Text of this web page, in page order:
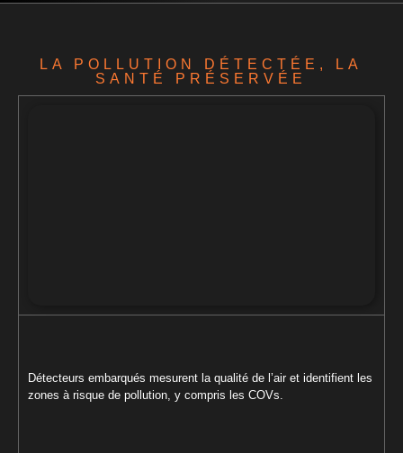
LA POLLUTION DÉTECTÉE, LA
SANTÉ PRÉSERVÉE
Détecteurs embarqués mesurent la qualité de l’air et identifient les
zones à risque de pollution, y compris les COVs.